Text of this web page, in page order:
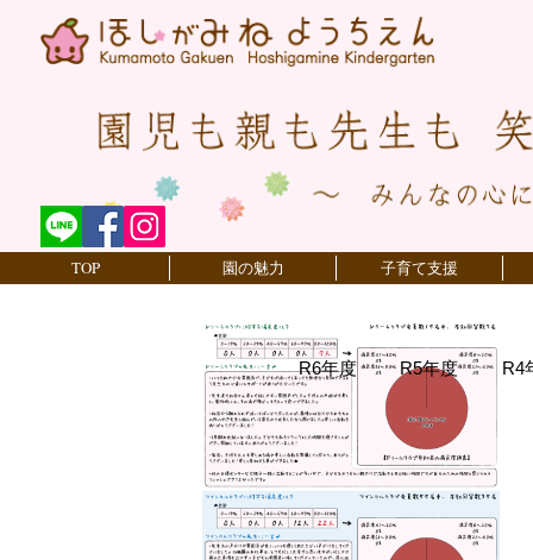
TOP 園の魅力 子育て支援
R4
R5年度
R6年度